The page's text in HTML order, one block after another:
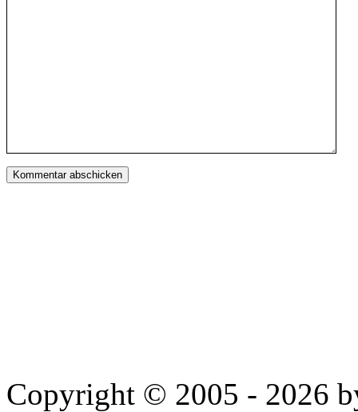
Copyright © 2005 - 2026